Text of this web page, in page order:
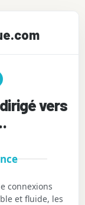
vers
connexions
et fluide, les